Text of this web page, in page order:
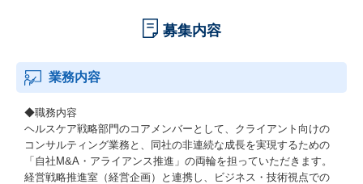
募集内容
業務内容
◆職務内容
ヘルスケア戦略部門のコアメンバーとして、クライアント向けの
コンサルティング業務と、同社の非連続な成長を実現するための
「自社M&A・アライアンス推進」の両輪を担っていただきます。
経営戦略推進室（経営企画）と連携し、ビジネス・技術視点での